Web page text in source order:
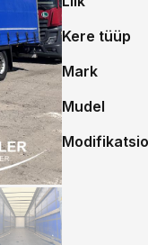
Kere tüüp
Mark
Mudel